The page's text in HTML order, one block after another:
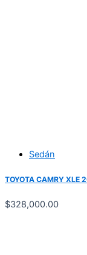
Sedán
TOYOTA CAMRY XLE
$328,000.00